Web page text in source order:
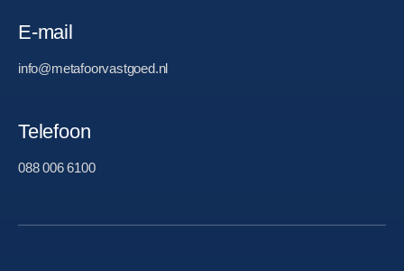
E-mail
info@metafoorvastgoed.nl
Telefoon
088 006 6100